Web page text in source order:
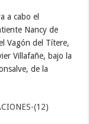
a cabo el
Nancy de
Vagón del Títere,
Villafañe, bajo la
de la